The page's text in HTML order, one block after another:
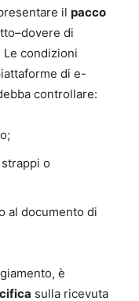
il pacco
di
Le condizioni
di e-
controllare:
o
al documento di
è
sulla ricevuta